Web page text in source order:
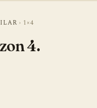
› 1×4
4.